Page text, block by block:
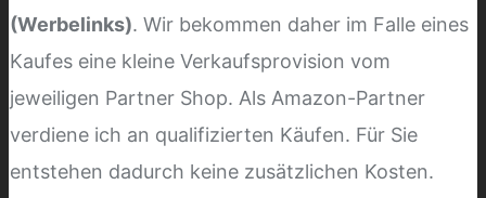
(Werbelinks). Wir bekommen daher im Falle eines
Kaufes eine kleine Verkaufsprovision vom
jeweiligen Partner Shop. Als Amazon-Partner
verdiene ich an qualifizierten Käufen. Für Sie
entstehen dadurch keine zusätzlichen Kosten.